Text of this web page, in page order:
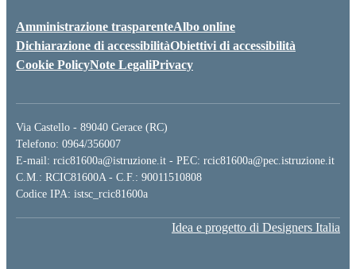
Amministrazione trasparenteAlbo online
Dichiarazione di accessibilitàObiettivi di accessibilità
Cookie PolicyNote LegaliPrivacy
Via Castello - 89040 Gerace (RC)
Telefono: 0964/356007
E-mail: rcic81600a@istruzione.it - PEC: rcic81600a@pec.istruzione.it
C.M.: RCIC81600A - C.F.: 90011510808
Codice IPA: istsc_rcic81600a
Idea e progetto di Designers Italia